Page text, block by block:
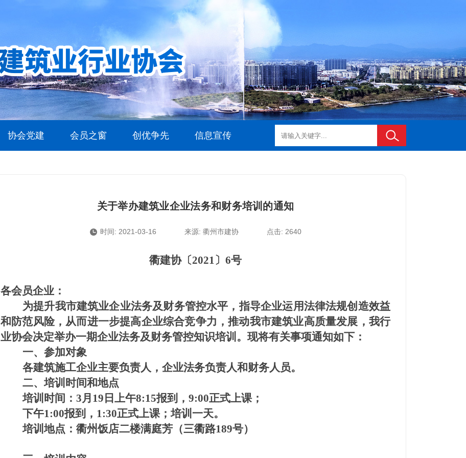
协会党建 会员之窗 创优争先 信息宣传
关于举办建筑业企业法务和财务培训的通知
时间: 2021-03-16 来源: 衢州市建协 点击: 2640
衢建协〔2021〕6号
各会员企业：
为提升我市建筑业企业法务及财务管控水平，指导企业运用法律法规创造效益
和防范风险，从而进一步提高企业综合竞争力，推动我市建筑业高质量发展，我行
业协会决定举办一期企业法务及财务管控知识培训。现将有关事项通知如下：
一、参加对象
各建筑施工企业主要负责人，企业法务负责人和财务人员。
二、培训时间和地点
培训时间：3月19日上午8:15报到，9:00正式上课；
下午1:00报到，1:30正式上课；培训一天。
培训地点：衢州饭店二楼满庭芳（三衢路189号）